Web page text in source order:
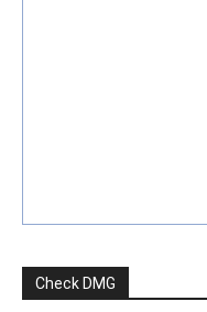
Check DMG